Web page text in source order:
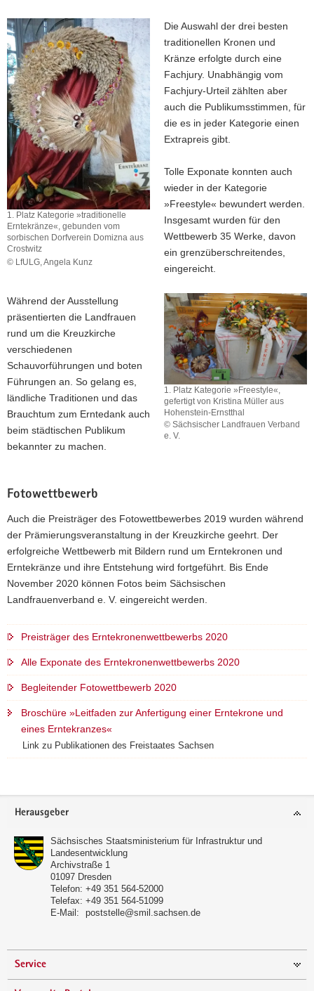
Domizna
aus
Crostwitz
1. Platz Kategorie »traditionelle
Erntekränze«, gebunden vom
sorbischen Dorfverein Domizna aus
Crostwitz
© LfULG, Angela Kunz
Kategorie
»traditionelle
Erntekränze«,
gebunden
vom
sorbischen
Dorfverein
Domizna
Crostwitz
Die Auswahl der drei besten
traditionellen Kronen und
Kränze erfolgte durch eine
Fachjury. Unabhängig vom
Fachjury-Urteil zählten aber
auch die Publikumsstimmen, für
die es in jeder Kategorie einen
Extrapreis gibt.
Tolle Exponate konnten auch
wieder in der Kategorie
»Freestyle« bewundert werden.
Insgesamt wurden für den
Wettbewerb 35 Werke, davon
ein grenzüberschreitendes,
eingereicht.
1. Platz Kategorie »Freestyle«,
gefertigt von Kristina Müller aus
Hohenstein-Ernstthal
© Sächsischer Landfrauen Verband
e. V.
Müller
aus
Hohenstein-
Ernstthal
Während der Ausstellung
präsentierten die Landfrauen
rund um die Kreuzkirche
verschiedenen
Schauvorführungen und boten
Führungen an. So gelang es,
ländliche Traditionen und das
Brauchtum zum Erntedank auch
beim städtischen Publikum
bekannter zu machen.
Fotowettbewerb
Auch die Preisträger des Fotowettbewerbes 2019 wurden während
der Prämierungsveranstaltung in der Kreuzkirche geehrt. Der
erfolgreiche Wettbewerb mit Bildern rund um Erntekronen und
Erntekränze und ihre Entstehung wird fortgeführt. Bis Ende
November 2020 können Fotos beim Sächsischen
Landfrauenverband e. V. eingereicht werden.
Preisträger des Erntekronenwettbewerbs 2020
Alle Exponate des Erntekronenwettbewerbs 2020
Begleitender Fotowettbewerb 2020
Broschüre »Leitfaden zur Anfertigung einer Erntekrone und
eines Erntekranzes«
Link zu Publikationen des Freistaates Sachsen
Footer-
Herausgeber
Sächsisches Staatsministerium für Infrastruktur und
Landesentwicklung
Archivstraße 1
01097 Dresden
Telefon: +49 351 564-52000
Telefax: +49 351 564-51099
E-Mail:
poststelle@smil.sachsen.de
Service